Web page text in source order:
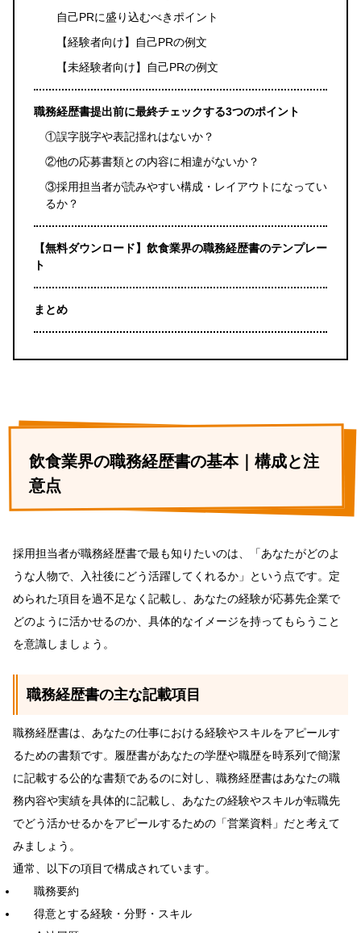
自己PRに盛り込むべきポイント
【経験者向け】自己PRの例文
【未経験者向け】自己PRの例文
職務経歴書提出前に最終チェックする3つのポイント
①誤字脱字や表記揺れはないか？
②他の応募書類との内容に相違がないか？
③採用担当者が読みやすい構成・レイアウトになってい
るか？
【無料ダウンロード】飲食業界の職務経歴書のテンプレー
ト
まとめ
飲食業界の職務経歴書の基本｜構成と注
意点
採用担当者が職務経歴書で最も知りたいのは、「あなたがどのよ
うな人物で、入社後にどう活躍してくれるか」という点です。定
められた項目を過不足なく記載し、あなたの経験が応募先企業で
どのように活かせるのか、具体的なイメージを持ってもらうこと
を意識しましょう。
職務経歴書の主な記載項目
職務経歴書は、あなたの仕事における経験やスキルをアピールす
るための書類です。履歴書があなたの学歴や職歴を時系列で簡潔
に記載する公的な書類であるのに対し、職務経歴書はあなたの職
務内容や実績を具体的に記載し、あなたの経験やスキルが転職先
でどう活かせるかをアピールするための「営業資料」だと考えて
みましょう。
通常、以下の項目で構成されています。
職務要約
得意とする経験・分野・スキル